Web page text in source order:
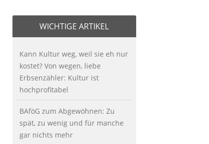
WICHTIGE ARTIKEL
Kann Kultur weg, weil sie eh nur
kostet? Von wegen, liebe
Erbsenzähler: Kultur ist
hochprofitabel
BAföG zum Abgewöhnen: Zu
spät, zu wenig und für manche
gar nichts mehr